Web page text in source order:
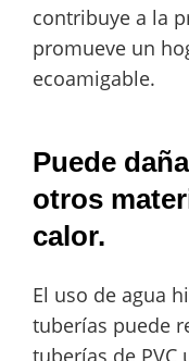
contribuye a la
promueve un
ecoamigable.
Puede
otros
calor.
El uso de agua
tuberías puede
tuberías de